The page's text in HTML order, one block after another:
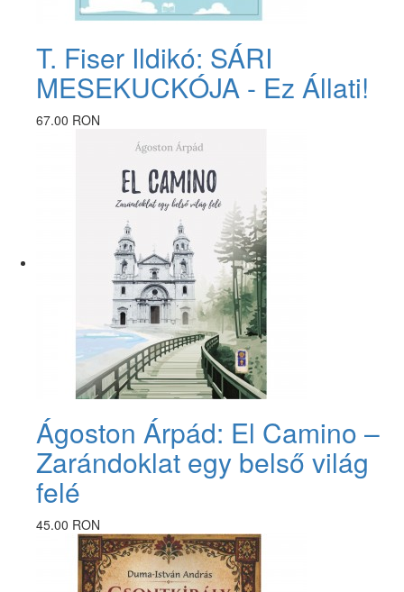
T. Fiser Ildikó: SÁRI
MESEKUCKÓJA - Ez Állati!
67.00 RON
Ágoston Árpád: El Camino –
Zarándoklat egy belső világ
felé
45.00 RON